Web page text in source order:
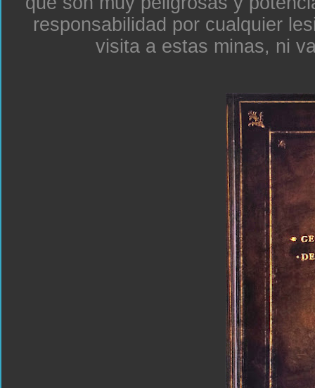
responsabilidad por cualquier
visita a estas minas, ni